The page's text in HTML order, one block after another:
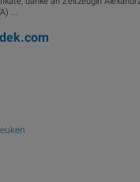
...